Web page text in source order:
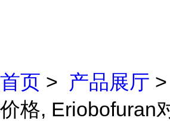
首页 > 产品展厅
价格, Eriobofuran